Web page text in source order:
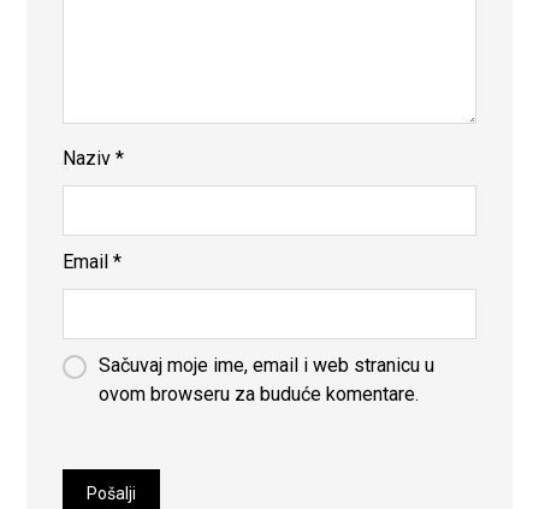
Naziv*
Email*
Sačuvaj moje ime, email i web stranicu u
ovom browseru za buduće komentare.